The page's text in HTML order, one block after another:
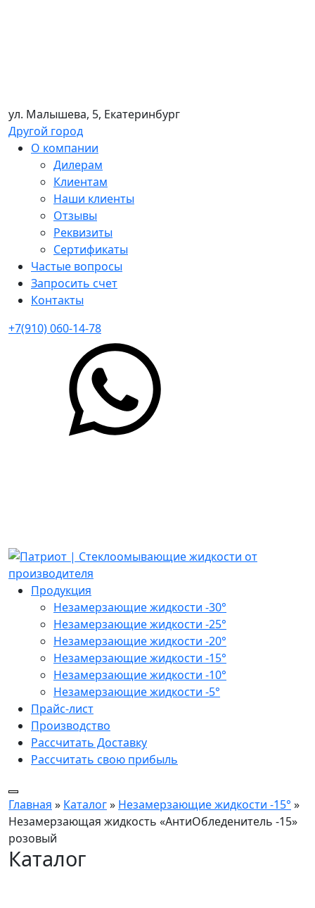
ул. Малышева, 5, Екатеринбург
Другой город
О компании
Дилерам
Клиентам
Наши клиенты
Отзывы
Реквизиты
Сертификаты
Частые вопросы
Запросить счет
Контакты
+7(910) 060-14-78
Продукция
Незамерзающие жидкости -30°
Незамерзающие жидкости -25°
Незамерзающие жидкости -20°
Незамерзающие жидкости -15°
Незамерзающие жидкости -10°
Незамерзающие жидкости -5°
Прайс-лист
Производство
Рассчитать Доставку
Рассчитать свою прибыль
Главная » Каталог» Незамерзающие жидкости -15° »
Незамерзающая жидкость «АнтиОбледенитель -15»
розовый
Каталог